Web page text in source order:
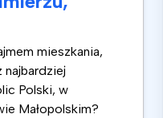
mieszkania,
najbardziej
Polski, w
Małopolskim?